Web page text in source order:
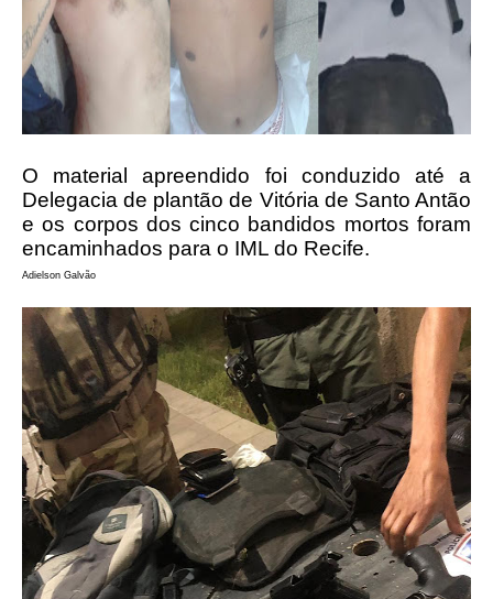
O material apreendido foi conduzido até a
Delegacia de plantão de Vitória de Santo Antão
e os corpos dos cinco bandidos mortos foram
encaminhados para o IML do Recife.
Adielson Galvão